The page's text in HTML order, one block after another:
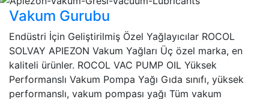
Vakum Gurubu
Endüstri İçin Geliştirilmiş Özel Yağlayıcılar ROCOL
SOLVAY APIEZON Vakum Yağları Üç özel marka, en
kaliteli ürünler. ROCOL VAC PUMP OIL Yüksek
Performanslı Vakum Pompa Yağı Gıda sınıfı, yüksek
performanslı, vakum pompası yağı Tüm vakum